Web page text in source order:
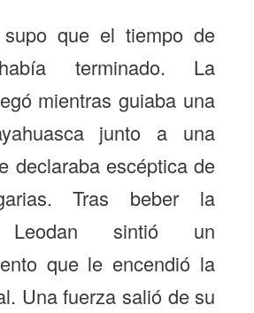
que el tiempo de
terminado. La
mientras guiaba una
junto a una
declaraba escéptica de
Tras beber la
Leodan sintió un
que le encendió la
Una fuerza salió de su